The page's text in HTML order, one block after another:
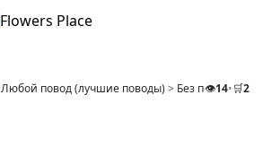
Любой повод (лучшие поводы) > Без повода>
👁️14•🛒2